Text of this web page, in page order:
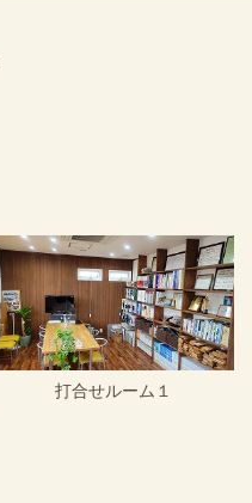
打合せルーム１